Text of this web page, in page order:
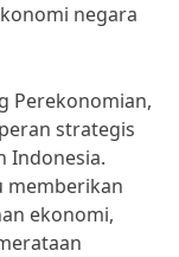
negara
Perekonomian,
strategis
Indonesia.
memberikan
ekonomi,